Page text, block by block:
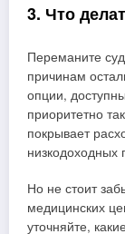
3. Что
Переманите
причинам
опции,
приоритетно
покрывает
низкодоходных
Но не стоит
медицинских
уточняйте,